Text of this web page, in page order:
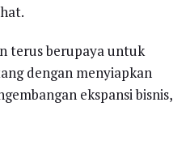
terus berupaya untuk
dengan menyiapkan
ekspansi bisnis,